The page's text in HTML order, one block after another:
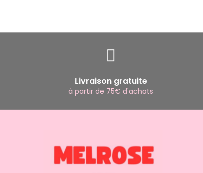
Livraison gratuite
à partir de 75€ d'achats